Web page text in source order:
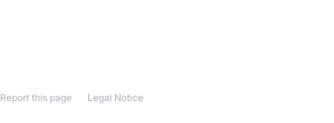
Legal Notice
Report this page